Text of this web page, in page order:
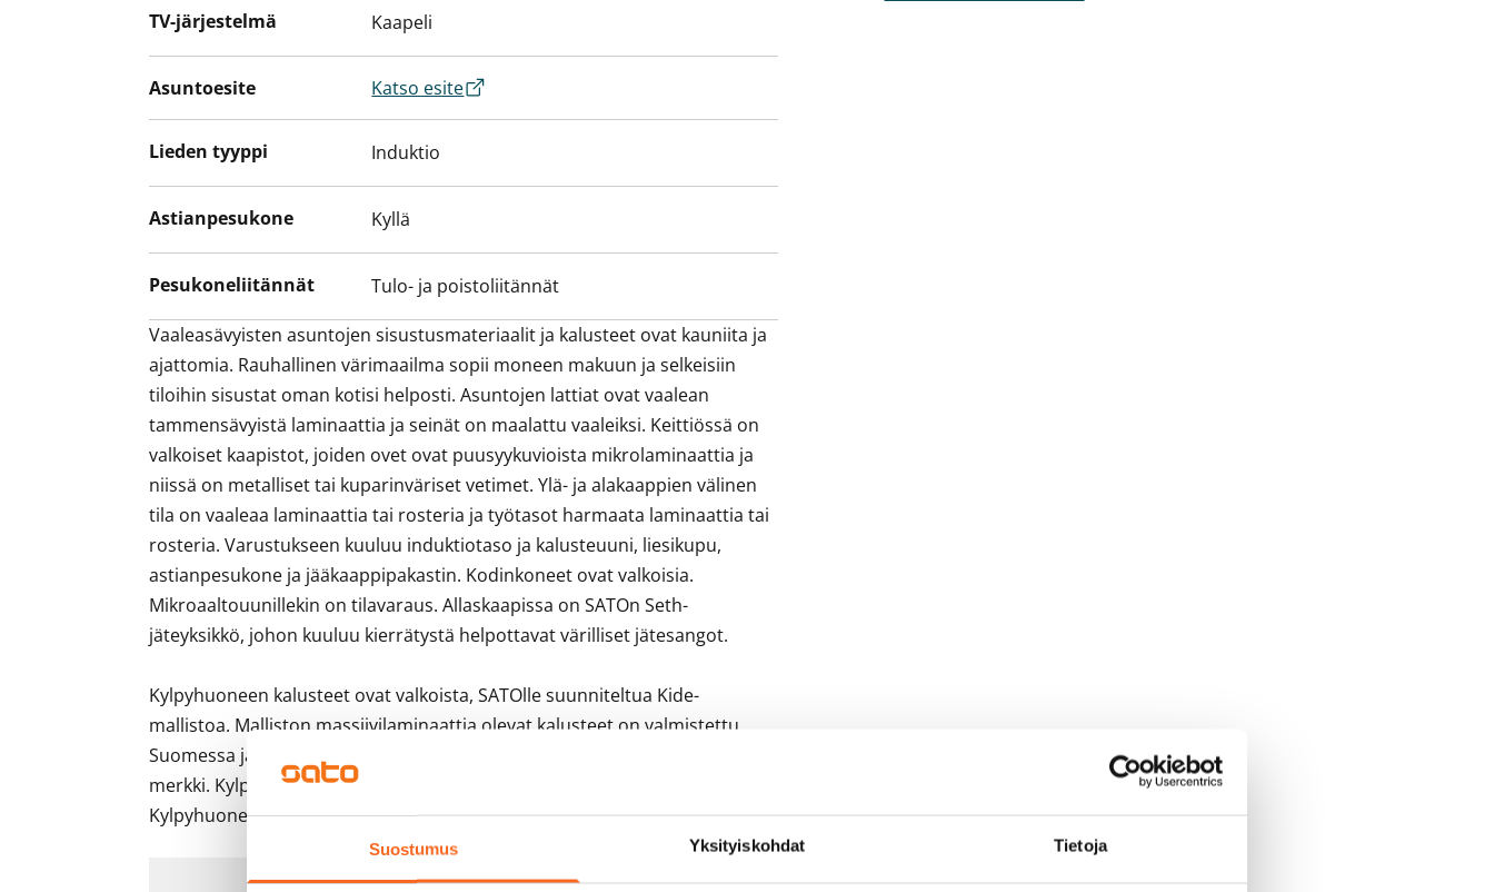
Suostumus Yksityiskohdat Tietoja
tilaa myös pyykkikoneellesi.
Tule näytölle ja ihastu tähän sympaattiseen tilaihmeeseen! Olisiko tässä
5.10.2023 aukeava ostoskeskus Kivis on 6 minuutin bussimatkan päässä.
TV-järjestelmä Kaapeli
Asuntoesite Katso esite
Lieden tyyppi Induktio
Astianpesukone Kyllä
Pesukoneliitännät
Tulo- ja poistoliitännät
Vaaleasävyisten asuntojen sisustusmateriaalit ja kalusteet ovat kauniita ja
ajattomia. Rauhallinen värimaailma sopii moneen makuun ja selkeisiin
tiloihin sisustat oman kotisi helposti. Asuntojen lattiat ovat vaalean
tammensävyistä laminaattia ja seinät on maalattu vaaleiksi. Keittiössä on
valkoiset kaapistot, joiden ovet ovat puusyykuvioista mikrolaminaattia ja
niissä on metalliset tai kuparinväriset vetimet. Ylä- ja alakaappien välinen
tila on vaaleaa laminaattia tai rosteria ja työtasot harmaata laminaattia tai
rosteria. Varustukseen kuuluu induktiotaso ja kalusteuuni, liesikupu,
astianpesukone ja jääkaappipakastin. Kodinkoneet ovat valkoisia.
Mikroaaltouunillekin on tilavaraus. Allaskaapissa on SATOn Seth-
jäteyksikkö, johon kuuluu kierrätystä helpottavat värilliset jätesangot.
Kylpyhuoneen kalusteet ovat valkoista, SATOlle suunniteltua Kide-
mallistoa. Malliston massiivilaminaattia olevat kalusteet on valmistettu
Suomessa ja niille on myönnetty sekä Avainlippu että Design from Finland -
merkki. Kylpyhuoneen seinät ovat valkoista ja lattiat harmaata laattaa.
Kylpyhuoneessa on tilavaraus ja liitännät pyykinpesukoneelle.